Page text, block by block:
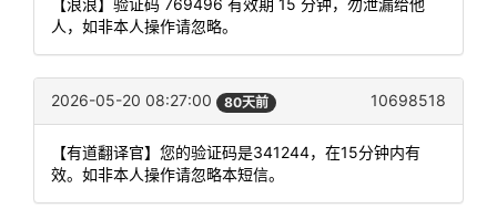
【浪浪】验证码 769496 有效期 15 分钟，勿泄漏给他
人，如非本人操作请忽略。
2026-05-20 08:27:00 80天前 10698518
【有道翻译官】您的验证码是341244，在15分钟内有
效。如非本人操作请忽略本短信。